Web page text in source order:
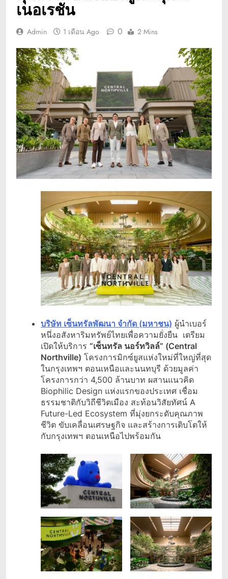
เนอเรชัน
Admin 1 เดือน Ago 0 2 Mins
บริษัท เซ็นทรัลพัฒนา จำกัด (มหาชน) ผู้นำเบอร์
หนึ่งอสังหาริมทรัพย์ไทยเพื่อความยั่งยืน เตรียม
เปิดให้บริการ “เซ็นทรัล นอร์ทวิลล์” (Central
Northville) โครงการมิกซ์ยูสแห่งใหม่ที่ใหญ่ที่สุด
ในกรุงเทพฯ ตอนเหนือและนนทบุรี ด้วยมูลค่า
โครงการกว่า 4,500 ล้านบาท ผสานแนวคิด
Biophilic Design แห่งแรกของประเทศ เชื่อม
ธรรมชาติกับวิถีชีวิตเมือง สะท้อนวิสัยทัศน์ A
Future-Led Ecosystem ที่มุ่งยกระดับคุณภาพ
ชีวิต ขับเคลื่อนเศรษฐกิจ และสร้างการเติบโตให้
กับกรุงเทพฯ ตอนเหนือไปพร้อมกัน